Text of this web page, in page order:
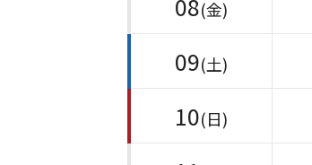
(金)
09(土)
10(日)